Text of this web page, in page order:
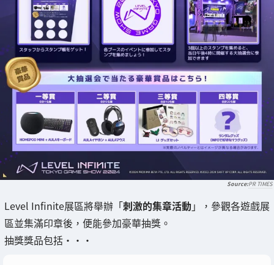
PR TIMES
Level Infinite展區將舉辦「刺激的集章活動」，參觀各遊戲展
區並集滿印章後，便能參加豪華抽獎。
抽獎獎品包括・・・